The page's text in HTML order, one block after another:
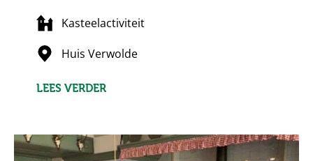
Kasteelactiviteit
Huis Verwolde
LEES VERDER